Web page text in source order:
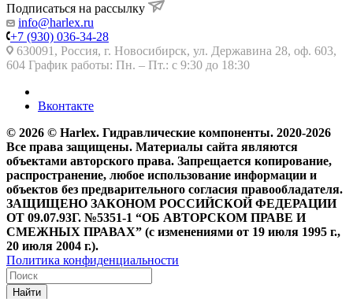
Подписаться на рассылку
info@harlex.ru
+7 (930) 036-34-28
630091, Россия, г. Новосибирск, ул. Державина 28, оф. 603,
604 График работы: Пн. – Пт.: с 9:30 до 18:30
Вконтакте
© 2026 © Harlex. Гидравлические компоненты. 2020-2026
Все права защищены. Материалы сайта являются
объектами авторского права. Запрещается копирование,
распространение, любое использование информации и
объектов без предварительного согласия правообладателя.
ЗАЩИЩЕНО ЗАКОНОМ РОССИЙСКОЙ ФЕДЕРАЦИИ
ОТ 09.07.93Г. №5351-1 “ОБ АВТОРСКОМ ПРАВЕ И
СМЕЖНЫХ ПРАВАХ” (с изменениями от 19 июля 1995 г.,
20 июля 2004 г.).
Политика конфиденциальности
Найти